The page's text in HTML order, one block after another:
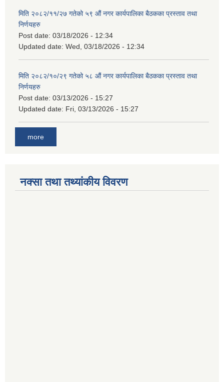
मिति २०८२/११/२७ गतेको ५९ औं नगर कार्यपालिका बैठकका प्रस्ताव तथा
निर्णयहरु
Post date: 03/18/2026 - 12:34
Updated date: Wed, 03/18/2026 - 12:34
मिति २०८२/१०/२९ गतेको ५८ औं नगर कार्यपालिका बैठकका प्रस्ताव तथा
निर्णयहरु
Post date: 03/13/2026 - 15:27
Updated date: Fri, 03/13/2026 - 15:27
more
नक्सा तथा तथ्यांकीय विवरण